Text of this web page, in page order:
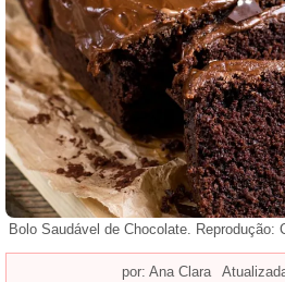
Bolo Saudável de Chocolate. Reprodução:
por: Ana Clara